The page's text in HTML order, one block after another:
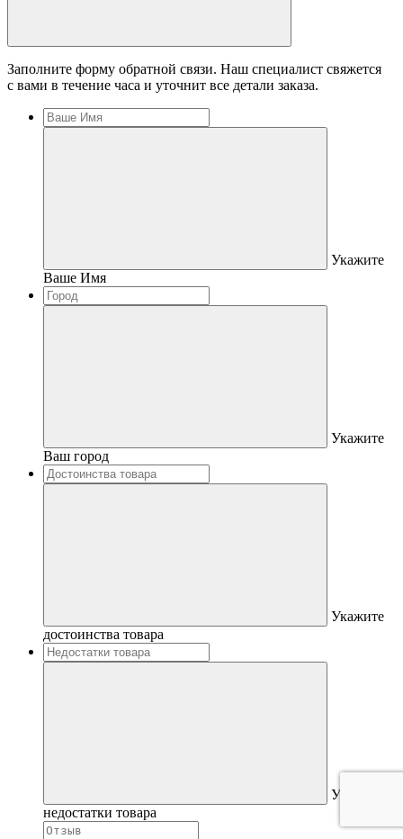
Заполните форму обратной связи. Наш специалист свяжется
с вами в течение часа и уточнит все детали заказа.
Укажите
Ваше Имя
Укажите
Ваш город
Укажите
достоинства товара
Укажите
недостатки товара